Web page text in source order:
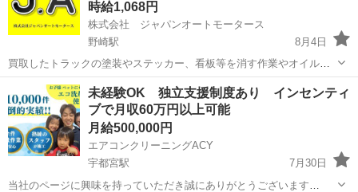
時給1,068円
株式会社 ジャパンオートモータース
野崎駅
8月4日
買取したトラックの塗装やステッカー、看板等を消す作業やオイル交
換・タイヤ交換等の作業を行っていただきます。 もくもく作業が得意
な方に人気のお仕事です！ ◇平日９時〜１８時の間で４時間程度 ◇週
の勤務日数はで相談...
那須塩原市 野崎駅 清掃
未経験OK 独立支援制度あり インセンティ
ブで月収60万円以上可能
月給500,000円
エアコンクリーニングACY
宇都宮駅
7月30日
当社のページに興味を持っていただき誠にありがとうございます